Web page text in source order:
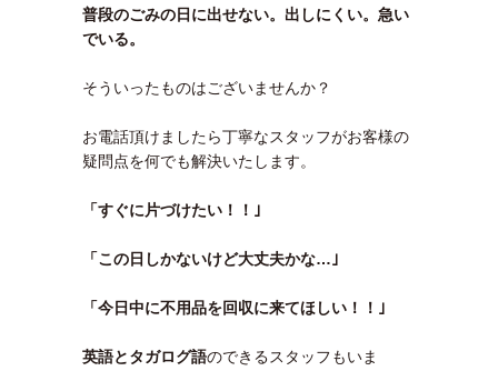
普段のごみの日に出せない。出しにくい。急い
でいる。
そういったものはございませんか？
お電話頂けましたら丁寧なスタッフがお客様の
疑問点を何でも解決いたします。
「すぐに片づけたい！！｣
「この日しかないけど大丈夫かな…｣
「今日中に不用品を回収に来てほしい！！｣
英語とタガログ語のできるスタッフもいま